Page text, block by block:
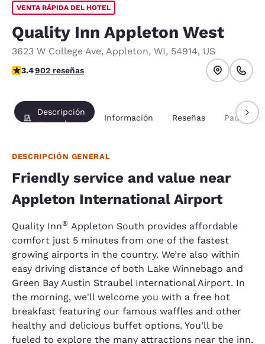
VENTA RÁPIDA DEL HOTEL
Quality Inn Appleton West
3623 W College Ave, Appleton, WI, 54914, US
calificación de 3.41 estrellas. Bueno.
3.4902 reseñas
Descripción
general
Información Reseñas Paquetes
DESCRIPCIÓN GENERAL
Friendly service and value near
Appleton International Airport
Quality Inn® Appleton South provides affordable
comfort just 5 minutes from one of the fastest
growing airports in the country. We’re also within
easy driving distance of both Lake Winnebago and
Green Bay Austin Straubel International Airport. In
the morning, we'll welcome you with a free hot
breakfast featuring our famous waffles and other
healthy and delicious buffet options. You’ll be
fueled to explore the many attractions near the inn.